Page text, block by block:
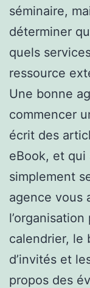
séminaire,
déterminer
quels
ressource
Une bonne
commencer
écrit des
eBook, et qui
simplement
agence vous
calendrier, le
d’invités et
propos des